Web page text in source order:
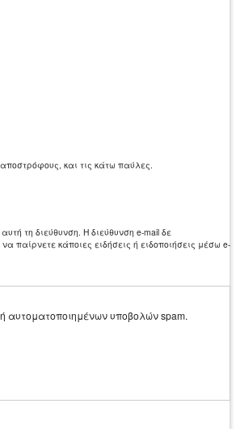
και τις κάτω παύλες.
τη διεύθυνση. Η διεύθυνση e-mail δε
παίρνετε κάποιες ειδήσεις ή ειδοποιήσεις μέσω e-
αυτοματοποιημένων υποβολών spam.